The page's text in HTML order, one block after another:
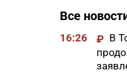
Все
16:26 ₽ В